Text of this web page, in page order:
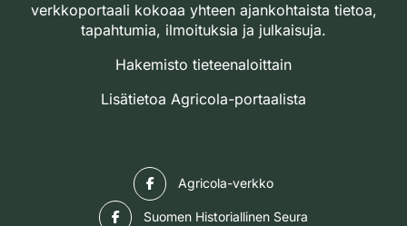
verkkoportaali kokoaa yhteen ajankohtaista tietoa,
tapahtumia, ilmoituksia ja julkaisuja.
Hakemisto tieteenaloittain
Lisätietoa Agricola-portaalista
Agricola-verkko
Suomen Historiallinen Seura